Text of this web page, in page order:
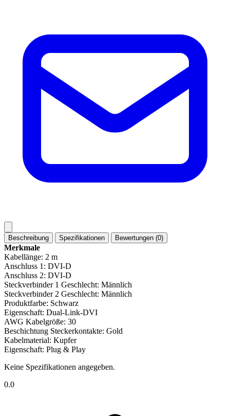
Beschreibung Spezifikationen Bewertungen (0)
Merkmale
Kabellänge: 2 m
Anschluss 1: DVI-D
Anschluss 2: DVI-D
Steckverbinder 1 Geschlecht: Männlich
Steckverbinder 2 Geschlecht: Männlich
Produktfarbe: Schwarz
Eigenschaft: Dual-Link-DVI
AWG Kabelgröße: 30
Beschichtung Steckerkontakte: Gold
Kabelmaterial: Kupfer
Eigenschaft: Plug & Play
Keine Spezifikationen angegeben.
0.0